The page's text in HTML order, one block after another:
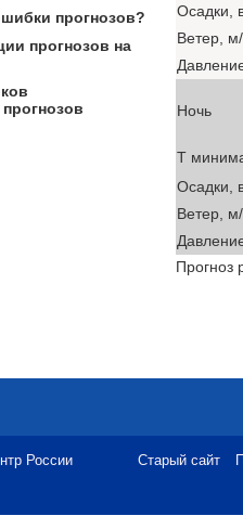
Осадки,
Ветер,
Ночь
T
Осадки,
Ветер,
Прогноз
прогнозов?
прогнозов на
России Старый сайт